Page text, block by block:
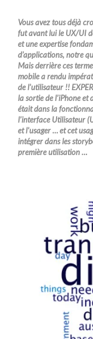
Vous avez tous déjà
fut avant lui le UX/UI
et une expertise
d’applications, notre
Mais derrière ces
mobile a rendu
de l’utilisateur !!
la sortie de l’iPhone et
était dans la
l’interface Utilisateur
et l’usager … et cet
intégrer dans les
première utilisation …